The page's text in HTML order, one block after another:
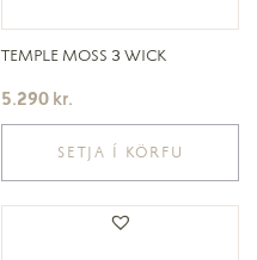
TEMPLE MOSS 3 WICK
5.290 kr.
SETJA Í KÖRFU